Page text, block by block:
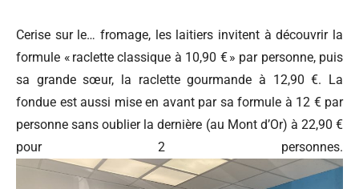
Cerise sur le… fromage, les laitiers invitent à découvrir la
formule « raclette classique à 10,90 € » par personne, puis
sa grande sœur, la raclette gourmande à 12,90 €. La
fondue est aussi mise en avant par sa formule à 12 € par
personne sans oublier la dernière (au Mont d’Or) à 22,90 €
pour 2 personnes.